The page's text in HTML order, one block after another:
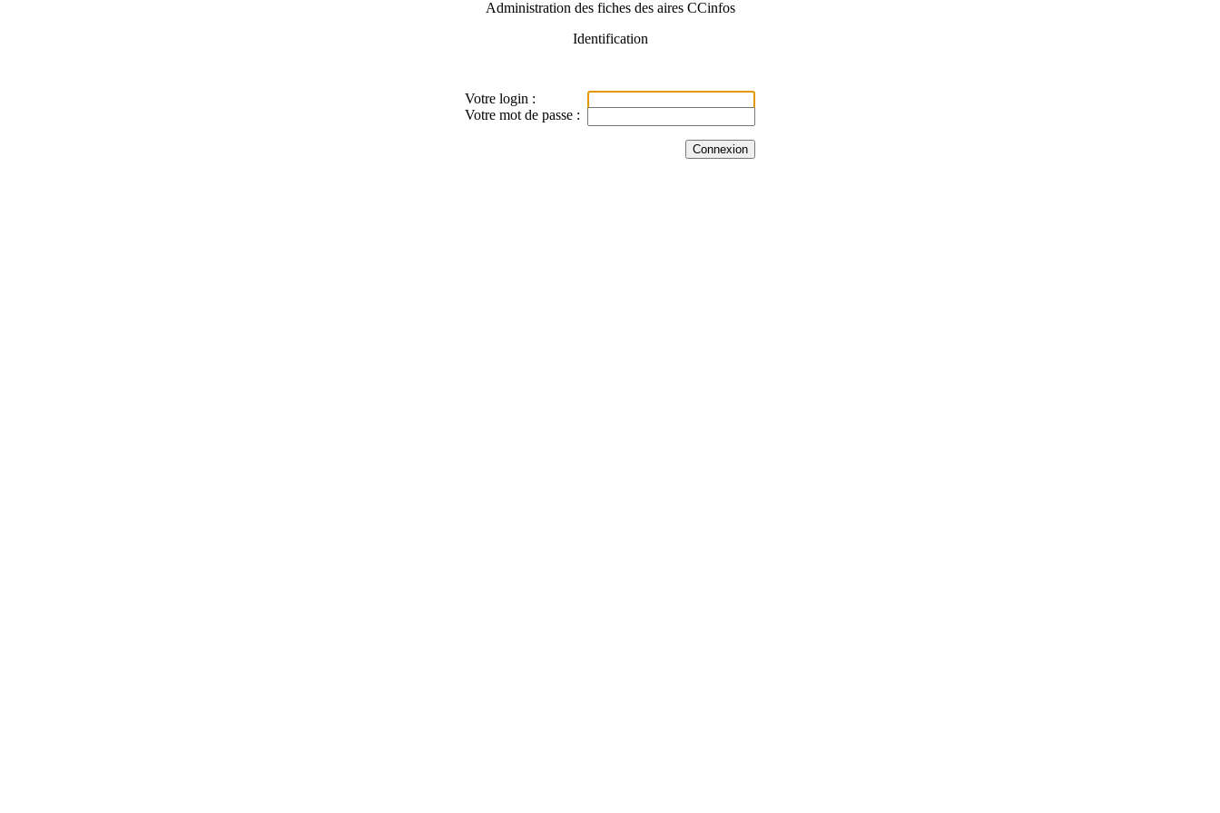
Administration des fiches des aires CCinfos
Identification
Votre login :
Votre mot de passe :